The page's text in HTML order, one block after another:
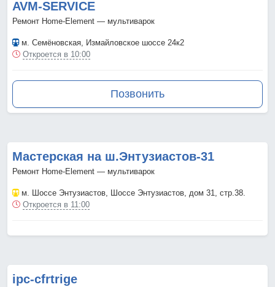
AVM-SERVICE
Ремонт Home-Element — мультиварок
м. Семёновская, Измайловское шоссе 24к2
Откроется в 10:00
Позвонить
Мастерская на ш.Энтузиастов-31
Ремонт Home-Element — мультиварок
м. Шоссе Энтузиастов, Шоссе Энтузиастов, дом 31, стр.38.
Откроется в 11:00
ipc-cfrtrige